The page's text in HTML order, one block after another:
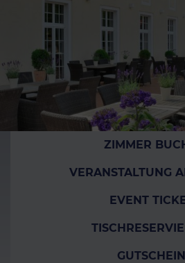
ZIMMER
VERANSTALTUNG
EVENT